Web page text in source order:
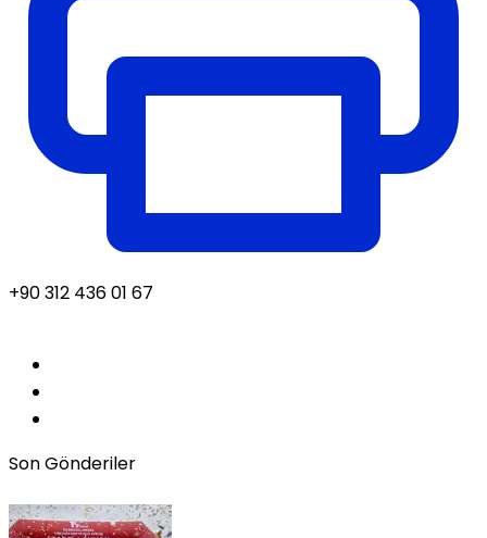
+90 312 436 01 67
Son Gönderiler